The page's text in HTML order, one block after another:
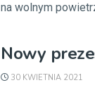
na wolnym
Nowy
30 KWIETNIA 2021